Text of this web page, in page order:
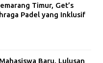
Timur, Get’s
Padel yang Inklusif
Baru, Lulusan